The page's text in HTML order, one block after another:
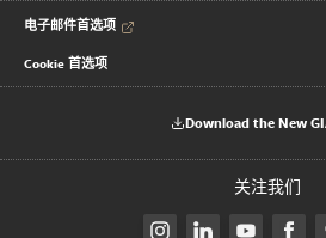
电子邮件首选项
Cookie 首选项
Download the New
关注我们